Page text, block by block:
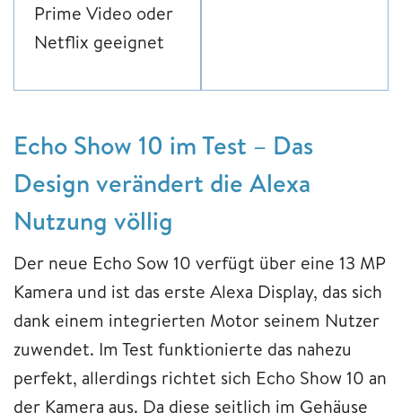
Prime Video oder
Netflix geeignet
Echo Show 10 im Test – Das
Design verändert die Alexa
Nutzung völlig
Der neue Echo Sow 10 verfügt über eine 13 MP
Kamera und ist das erste Alexa Display, das sich
dank einem integrierten Motor seinem Nutzer
zuwendet. Im Test funktionierte das nahezu
perfekt, allerdings richtet sich Echo Show 10 an
der Kamera aus. Da diese seitlich im Gehäuse